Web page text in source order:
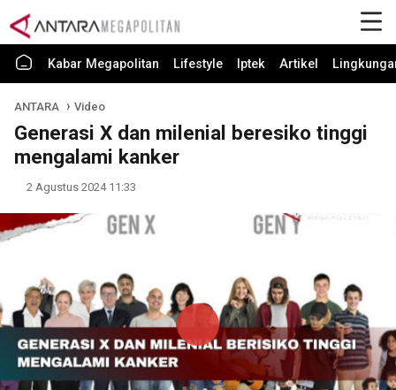
Kabar Megapolitan Lifestyle Iptek Artikel
ANTARA Video
Generasi X dan milenial beresiko tinggi
mengalami kanker
2 Agustus 2024 11:33
Play